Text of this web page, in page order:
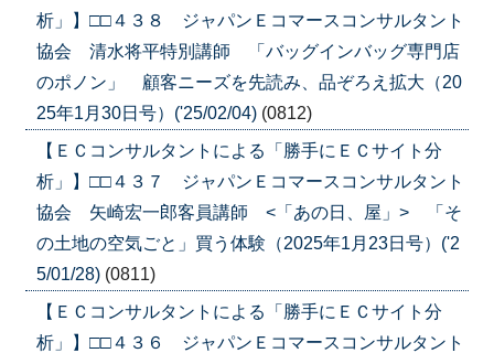
析」】□□４３８ ジャパンＥコマースコンサルタント
協会 清水将平特別講師 「バッグインバッグ専門店
のポノン」 顧客ニーズを先読み、品ぞろえ拡大（20
25年1月30日号）('25/02/04) (0812)
【ＥＣコンサルタントによる「勝手にＥＣサイト分
析」】□□４３７ ジャパンＥコマースコンサルタント
協会 矢崎宏一郎客員講師 <「あの日、屋」> 「そ
の土地の空気ごと」買う体験（2025年1月23日号）('2
5/01/28) (0811)
【ＥＣコンサルタントによる「勝手にＥＣサイト分
析」】□□４３６ ジャパンＥコマースコンサルタント